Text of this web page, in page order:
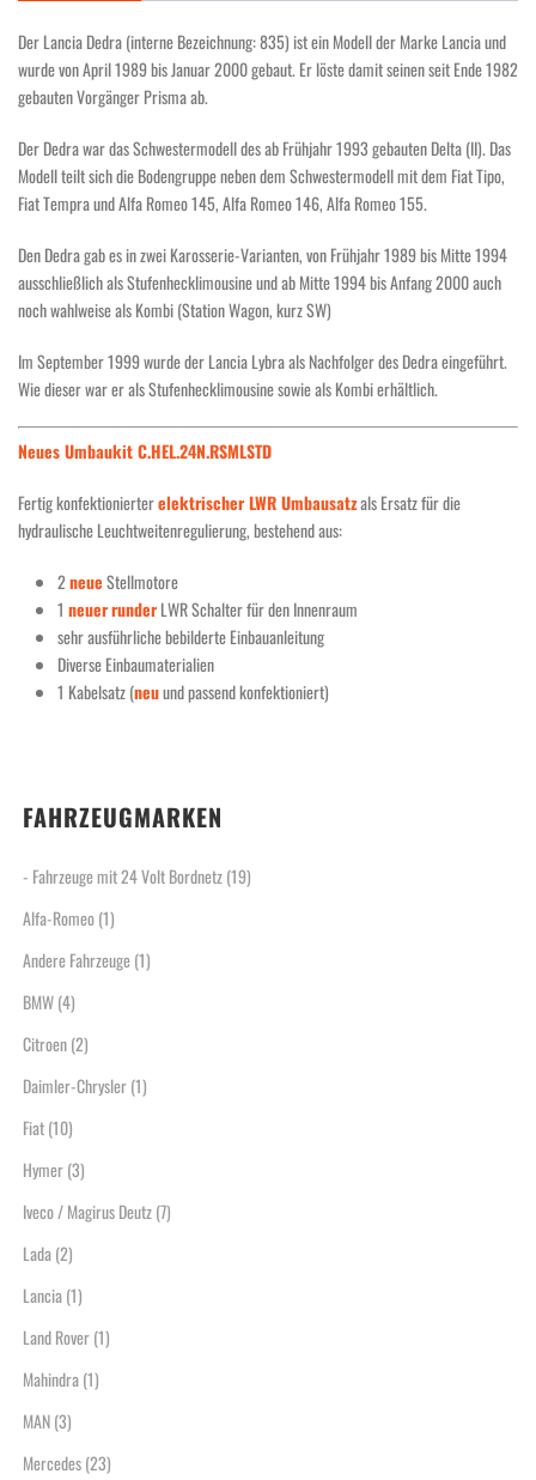
Der Lancia Dedra (interne Bezeichnung: 835) ist ein Modell der Marke Lancia und
wurde von April 1989 bis Januar 2000 gebaut. Er löste damit seinen seit Ende 1982
gebauten Vorgänger Prisma ab.
Der Dedra war das Schwestermodell des ab Frühjahr 1993 gebauten Delta (II). Das
Modell teilt sich die Bodengruppe neben dem Schwestermodell mit dem Fiat Tipo,
Fiat Tempra und Alfa Romeo 145, Alfa Romeo 146, Alfa Romeo 155.
Den Dedra gab es in zwei Karosserie-Varianten, von Frühjahr 1989 bis Mitte 1994
ausschließlich als Stufenhecklimousine und ab Mitte 1994 bis Anfang 2000 auch
noch wahlweise als Kombi (Station Wagon, kurz SW)
Im September 1999 wurde der Lancia Lybra als Nachfolger des Dedra eingeführt.
Wie dieser war er als Stufenhecklimousine sowie als Kombi erhältlich.
Neues Umbaukit C.HEL.24N.RSMLSTD
Fertig konfektionierterelektrischer LWR Umbausatzals Ersatz für die
hydraulische Leuchtweitenregulierung, bestehend aus:
2neueStellmotore
1 neuerrunderLWR Schalter für den Innenraum
sehr ausführliche bebilderte Einbauanleitung
Diverse Einbaumaterialien
1 Kabelsatz (neuund passend konfektioniert)
FAHRZEUGMARKEN
- Fahrzeuge mit 24 Volt Bordnetz(19)
Alfa-Romeo(1)
Andere Fahrzeuge(1)
BMW(4)
Citroen(2)
Daimler-Chrysler(1)
Fiat(10)
Hymer(3)
Iveco / Magirus Deutz(7)
Lada(2)
Lancia(1)
Land Rover(1)
Mahindra(1)
MAN(3)
Mercedes(23)